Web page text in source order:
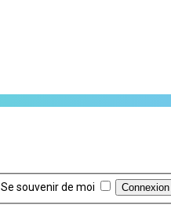
Se souvenir de moi